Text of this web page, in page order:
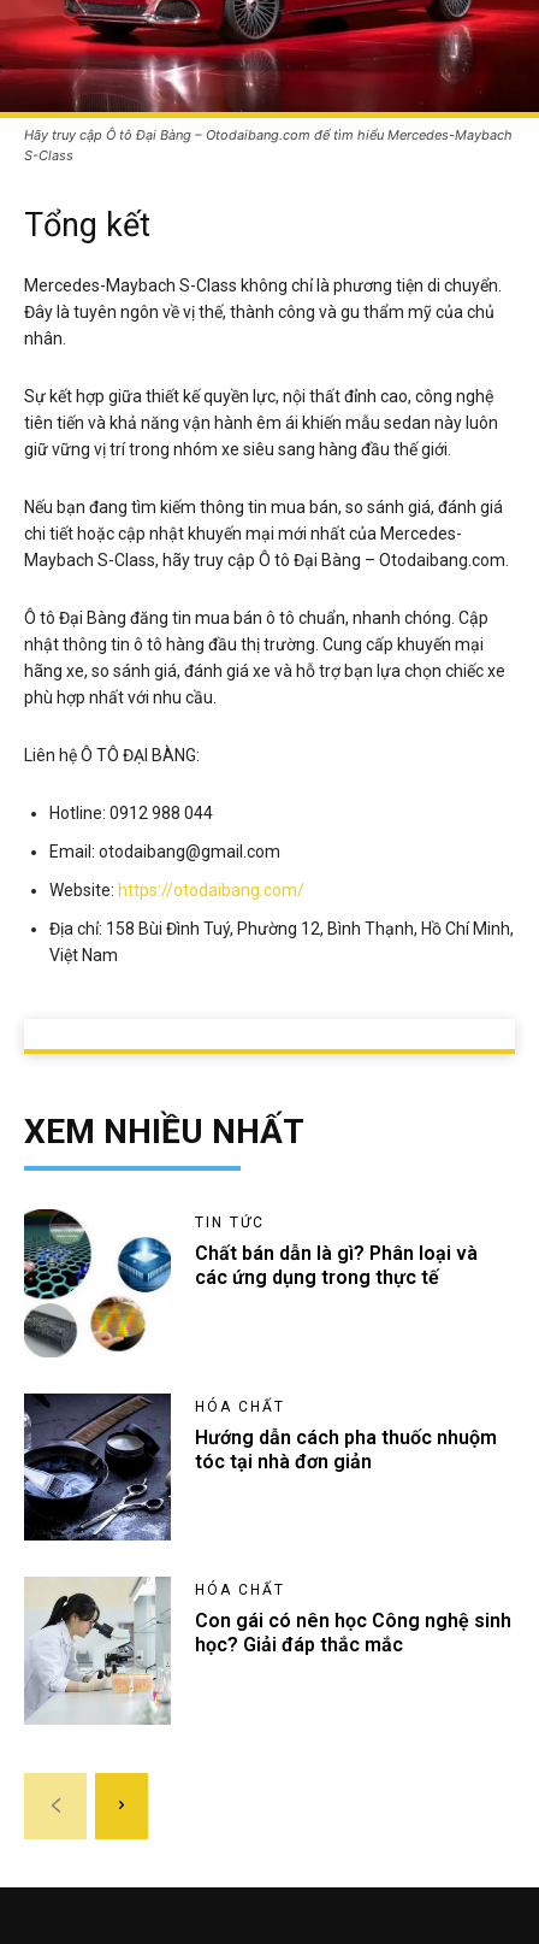
Hãy truy cập Ô tô Đại Bàng – Otodaibang.com để tìm hiểu Mercedes-Maybach
S-Class
Tổng kết
Mercedes-Maybach S-Class không chỉ là phương tiện di chuyển.
Đây là tuyên ngôn về vị thế, thành công và gu thẩm mỹ của chủ
nhân.
Sự kết hợp giữa thiết kế quyền lực, nội thất đỉnh cao, công nghệ
tiên tiến và khả năng vận hành êm ái khiến mẫu sedan này luôn
giữ vững vị trí trong nhóm xe siêu sang hàng đầu thế giới.
Nếu bạn đang tìm kiếm thông tin mua bán, so sánh giá, đánh giá
chi tiết hoặc cập nhật khuyến mại mới nhất của Mercedes-
Maybach S-Class, hãy truy cập Ô tô Đại Bàng – Otodaibang.com.
Ô tô Đại Bàng đăng tin mua bán ô tô chuẩn, nhanh chóng. Cập
nhật thông tin ô tô hàng đầu thị trường. Cung cấp khuyến mại
hãng xe, so sánh giá, đánh giá xe và hỗ trợ bạn lựa chọn chiếc xe
phù hợp nhất với nhu cầu.
Liên hệ Ô TÔ ĐẠI BÀNG:
Hotline: 0912 988 044
Email: otodaibang@gmail.com
Website: https://otodaibang.com/
Địa chỉ: 158 Bùi Đình Tuý, Phường 12, Bình Thạnh, Hồ Chí Minh,
Việt Nam
XEM NHIỀU NHẤT
TIN TỨC
Chất bán dẫn là gì? Phân loại và
các ứng dụng trong thực tế
HÓA CHẤT
Hướng dẫn cách pha thuốc nhuộm
tóc tại nhà đơn giản
HÓA CHẤT
Con gái có nên học Công nghệ sinh
học? Giải đáp thắc mắc